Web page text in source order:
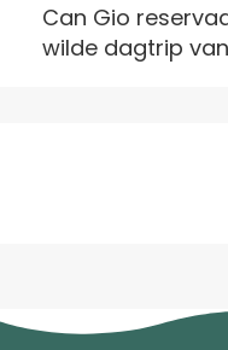
Can Gio
wilde dagtrip